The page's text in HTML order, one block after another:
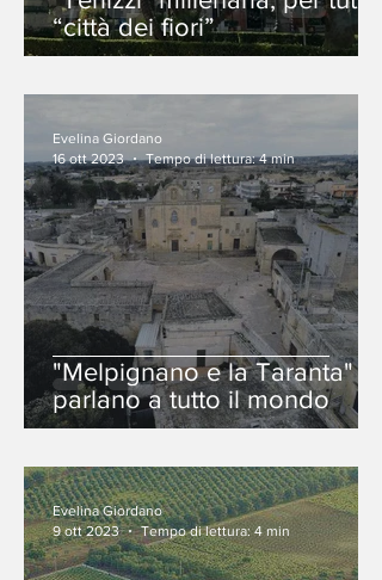
“città dei fiori”
"Melpignano e la Taranta"
parlano a tutto il mondo
Evelina Giordano
16 ott 2023
Tempo di lettura: 4 min
Evelina Giordano
9 ott 2023
Tempo di lettura: 4 min